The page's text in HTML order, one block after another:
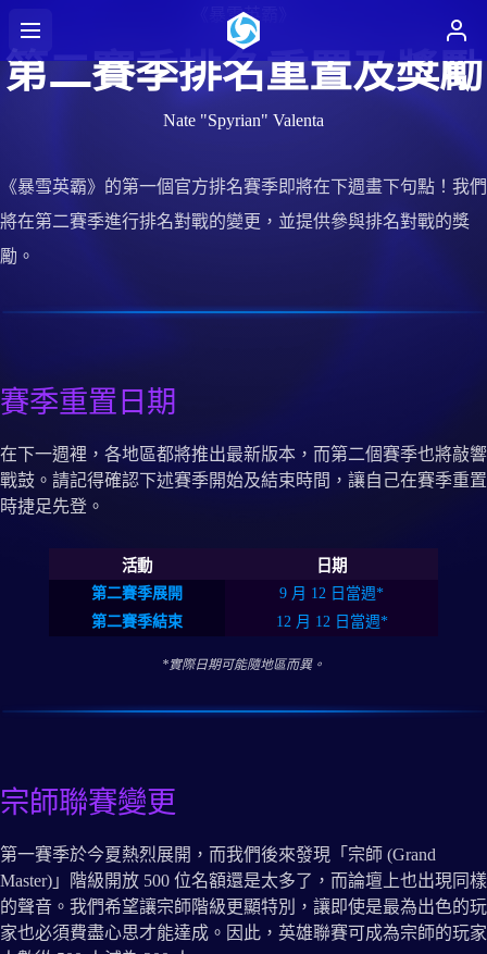
《暴雪英霸》
第二賽季排名重置及獎勵
Nate "Spyrian" Valenta
《暴雪英霸》的第一個官方排名賽季即將在下週畫下句點！我們
將在第二賽季進行排名對戰的變更，並提供參與排名對戰的獎
勵。
賽季重置日期
在下一週裡，各地區都將推出最新版本，而第二個賽季也將敲響
戰鼓。請記得確認下述賽季開始及結束時間，讓自己在賽季重置
時捷足先登。
活動 日期
第二賽季展開
9 月 12 日當週*
第二賽季結束
12 月 12 日當週*
*實際日期可能隨地區而異。
宗師聯賽變更
第一賽季於今夏熱烈展開，而我們後來發現「宗師 (Grand
Master)」階級開放 500 位名額還是太多了，而論壇上也出現同樣
的聲音。我們希望讓宗師階級更顯特別，讓即使是最為出色的玩
家也必須費盡心思才能達成。因此，英雄聯賽可成為宗師的玩家